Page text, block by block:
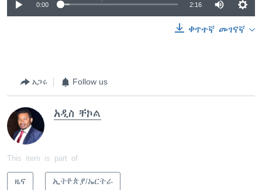
0:00 2:16
ቀጥተኛ መገናኛ
አጋሩ Follow us
አዲስ ቸኮል
This item is part of
ዜና ኢትዮጵያ/ኤርትራ